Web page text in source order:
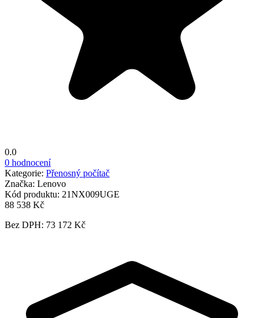
0.0
0 hodnocení
Kategorie: Přenosný počítač
Značka: Lenovo
Kód produktu: 21NX009UGE
88 538 Kč
Bez DPH: 73 172 Kč